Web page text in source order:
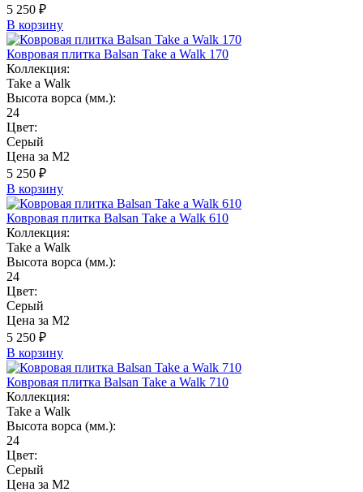
5 250 ₽
В корзину
Ковровая плитка Balsan Take a Walk 170
Коллекция:
Take a Walk
Высота ворса (мм.):
24
Цвет:
Серый
Цена за М2
5 250 ₽
В корзину
Ковровая плитка Balsan Take a Walk 610
Коллекция:
Take a Walk
Высота ворса (мм.):
24
Цвет:
Серый
Цена за М2
5 250 ₽
В корзину
Ковровая плитка Balsan Take a Walk 710
Коллекция:
Take a Walk
Высота ворса (мм.):
24
Цвет:
Серый
Цена за М2